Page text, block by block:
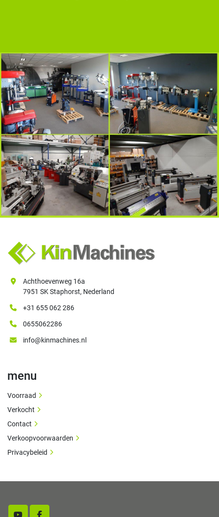
Achthoevenweg 16a
7951 SK Staphorst, Nederland
+31 655 062 286
0655062286
info@kinmachines.nl
menu
Voorraad
Verkocht
Contact
Verkoopvoorwaarden
Privacybeleid